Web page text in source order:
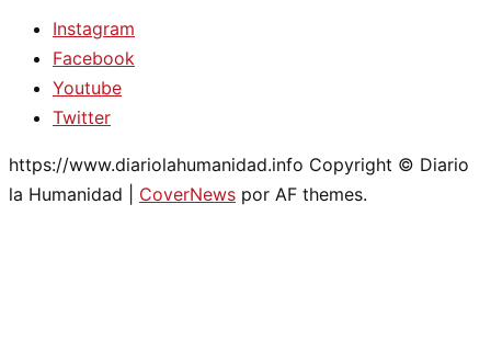
Instagram
Facebook
Youtube
Twitter
https://www.diariolahumanidad.info Copyright © Diario
la Humanidad
CoverNews por AF themes.